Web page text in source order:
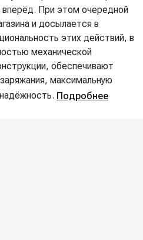
вперёд. При этом очередной
и досылается в
этих действий, в
механической
обеспечивают
максимальную
Подробнее